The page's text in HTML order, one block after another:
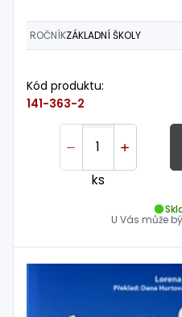
ROČNÍKZÁKLADNÍ ŠKOLY
Kód produktu:
141-363-2
ks
U Vás může